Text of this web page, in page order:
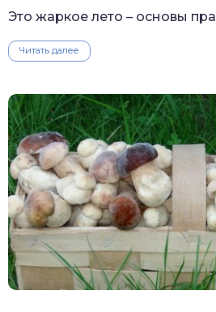
Это жаркое лето – основы
Читать далее